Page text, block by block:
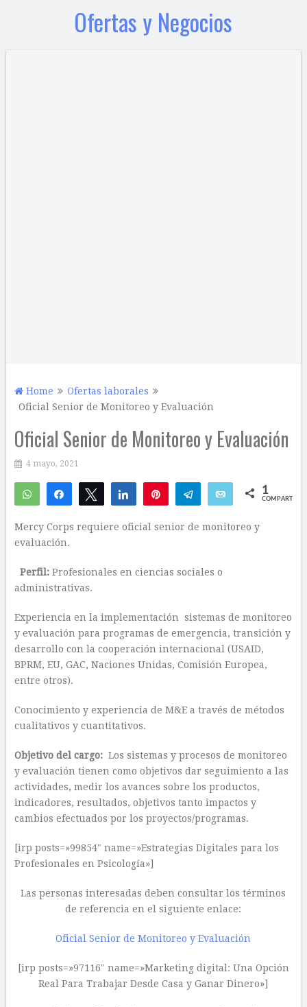
Ofertas y Negocios
Home
Ofertas laborales
Oficial Senior de Monitoreo y Evaluación
Oficial Senior de Monitoreo y Evaluación
4 mayo, 2021
WhatsAppCompartirTwittear Compartir Telegram Email 1
COMPARTIR
Mercy Corps requiere oficial senior de monitoreo y
evaluación.
Perfil: Profesionales en ciencias sociales o
administrativas.
Experiencia en la implementación sistemas de monitoreo
y evaluación para programas de emergencia, transición y
desarrollo con la cooperación internacional (USAID,
BPRM, EU, GAC, Naciones Unidas, Comisión Europea,
entre otros).
Conocimiento y experiencia de M&E a través de métodos
cualitativos y cuantitativos.
Objetivo del cargo: Los sistemas y procesos de monitoreo
y evaluación tienen como objetivos dar seguimiento a las
actividades, medir los avances sobre los productos,
indicadores, resultados, objetivos tanto impactos y
cambios efectuados por los proyectos/programas.
[irp posts=»99854″ name=»Estrategias Digitales para los
Profesionales en Psicología»]
Las personas interesadas deben consultar los términos
de referencia en el siguiente enlace:
Oficial Senior de Monitoreo y Evaluación
[irp posts=»97116″ name=»Marketing digital: Una Opción
Real Para Trabajar Desde Casa y Ganar Dinero»]